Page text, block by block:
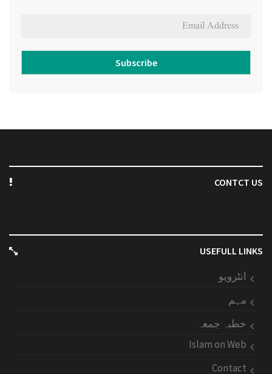
Subscribe
CONTCT US
USEFULL LINKS
انٹرویو
مہم
خطبہ جمعہ
Islam on Web
Contact